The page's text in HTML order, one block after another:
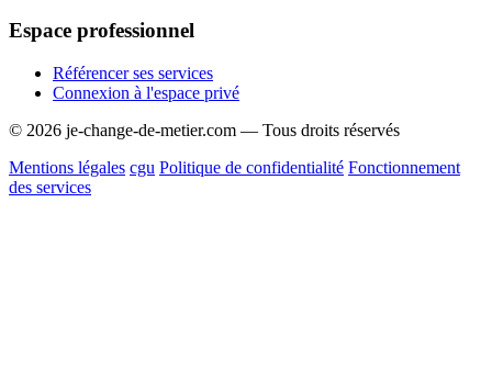
Espace professionnel
Référencer ses services
Connexion à l'espace privé
© 2026 je-change-de-metier.com — Tous droits réservés
Mentions légales cgu Politique de confidentialité Fonctionnement
des services